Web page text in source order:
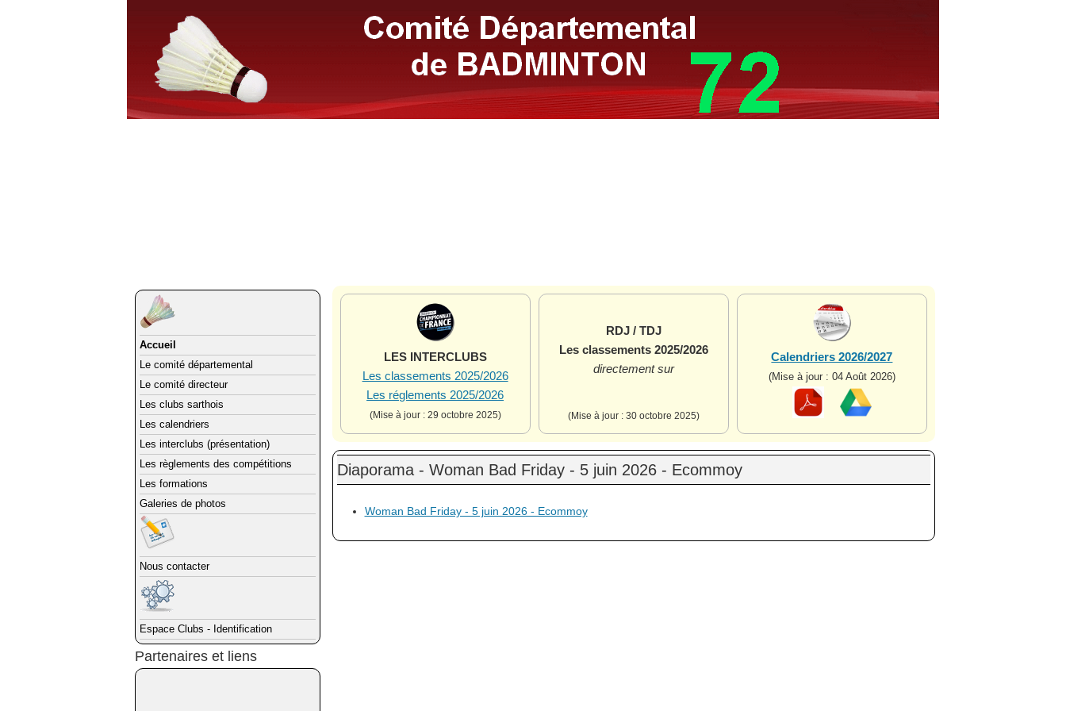
Accueil
Le comité départemental
Le comité directeur
Les clubs sarthois
Les calendriers
Les interclubs (présentation)
Les règlements des compétitions
Les formations
Galeries de photos
Nous contacter
Espace Clubs - Identification
Partenaires et liens
LES INTERCLUBS
Les classements 2025/2026
Les réglements 2025/2026
(Mise à jour : 29 octobre 2025)
RDJ / TDJ
Les classements 2025/2026
directement sur
(Mise à jour : 30 octobre 2025)
Calendriers 2026/2027
(Mise à jour : 04 Août 2026)
Diaporama - Woman Bad Friday - 5 juin 2026 - Ecommoy
Woman Bad Friday - 5 juin 2026 - Ecommoy